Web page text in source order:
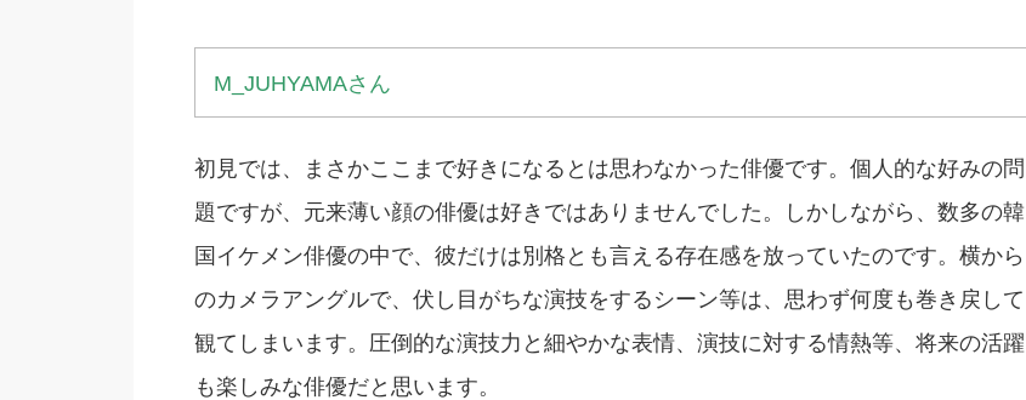
M_JUHYAMAさん
初見では、まさかここまで好きになるとは思わなかった俳優です。個人的な好みの問
題ですが、元来薄い顔の俳優は好きではありませんでした。しかしながら、数多の韓
国イケメン俳優の中で、彼だけは別格とも言える存在感を放っていたのです。横から
のカメラアングルで、伏し目がちな演技をするシーン等は、思わず何度も巻き戻して
観てしまいます。圧倒的な演技力と細やかな表情、演技に対する情熱等、将来の活躍
も楽しみな俳優だと思います。